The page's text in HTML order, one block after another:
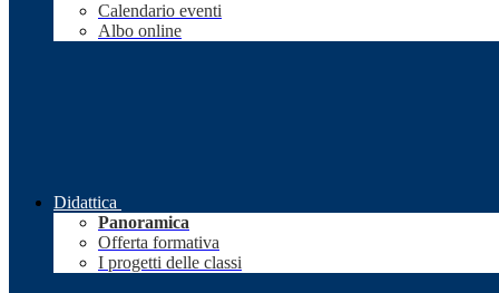
Calendario eventi
Albo online
Didattica
Panoramica
Offerta formativa
I progetti delle classi